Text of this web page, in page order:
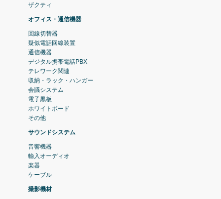
ザクティ
オフィス・通信機器
回線切替器
疑似電話回線装置
通信機器
デジタル携帯電話PBX
テレワーク関連
収納・ラック・ハンガー
会議システム
電子黒板
ホワイトボード
その他
サウンドシステム
音響機器
輸入オーディオ
楽器
ケーブル
撮影機材